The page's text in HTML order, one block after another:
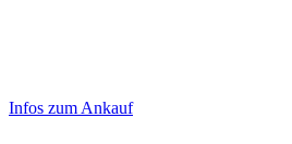
Sidebar
Infos zum Ankauf